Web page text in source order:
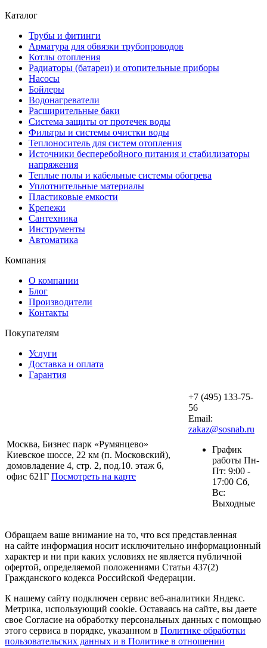
Каталог
Трубы и фитинги
Арматура для обвязки трубопроводов
Котлы отопления
Радиаторы (батареи) и отопительные приборы
Насосы
Бойлеры
Водонагреватели
Расширительные баки
Система защиты от протечек воды
Фильтры и системы очистки воды
Теплоноситель для систем отопления
Источники бесперебойного питания и стабилизаторы
напряжения
Теплые полы и кабельные системы обогрева
Уплотнительные материалы
Пластиковые емкости
Крепежи
Сантехника
Инструменты
Автоматика
Компания
О компании
Блог
Производители
Контакты
Покупателям
Услуги
Доставка и оплата
Гарантия
Москва, Бизнес парк «Румянцево»
Киевское шоссе, 22 км (п. Московский),
домовладение 4, стр. 2, под.10. этаж 6,
офис 621Г Посмотреть на карте
+7 (495) 133-75-
56
Email:
zakaz@sosnab.ru
График
работы Пн-
Пт: 9:00 -
17:00 Сб,
Вс:
Выходные
Обращаем ваше внимание на то, что вся представленная
на сайте информация носит исключительно информационный
характер и ни при каких условиях не является публичной
офертой, определяемой положениями Статьи 437(2)
Гражданского кодекса Российской Федерации.
К нашему сайту подключен сервис веб-аналитики Яндекс.
Метрика, использующий cookie. Оставаясь на сайте, вы даете
свое Согласие на обработку персональных данных с помощью
этого сервиса в порядке, указанном в Политике обработки
пользовательских данных и в Политике в отношении